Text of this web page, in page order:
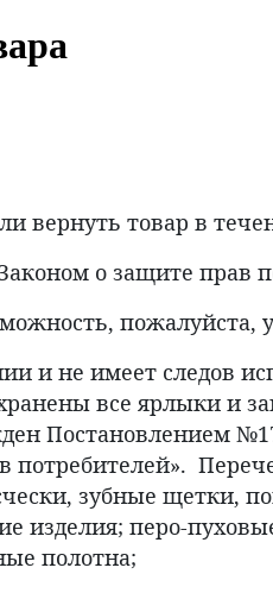
вернуть товар в
о защите прав
пожалуйста,
и не имеет следов
все ярлыки и
Постановлением
зубные щетки,
изделия; перо-
полотна;